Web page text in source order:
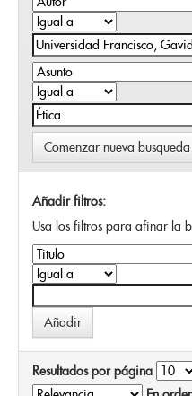
Comenzar nueva busqueda
Añadir filtros:
Usa los filtros para afinar la
Resultados por página